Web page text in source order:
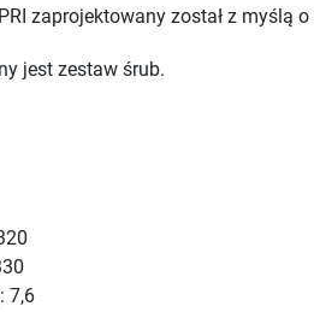
zaprojektowany został z myślą
jest zestaw śrub.
7,6